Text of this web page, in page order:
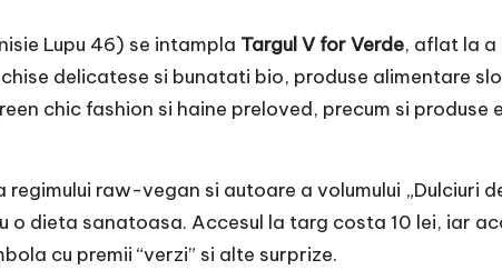
Lupu 46) se intampla Targul V for Verde, aflat la a
delicatese si bunatati bio, produse alimentare
chic fashion si haine preloved, precum si produse
raw-vegan si autoare a volumului „Dulciuri
dieta sanatoasa. Accesul la targ costa 10 lei, iar
cu premii “verzi” si alte surprize.